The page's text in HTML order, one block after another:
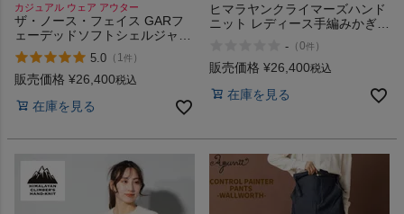
カジュアル ウェア アウター
ザ・ノース・フェイス GARフ
ェーデッドソフトシェルジャケ
ット ファスナー UVガード カジ
ュアル ウェア アウター THE
NORTH FACE GAR Faded
5.0 （ 1件 ）
販売価格 ¥26,400税込
在庫を見る
ヒマラヤンクライマーズハンド
ニット レディース手編みかぎ針
CLIMBERS HANDKNIT
- （0件 ）
販売価格 ¥26,400税込
在庫を見る